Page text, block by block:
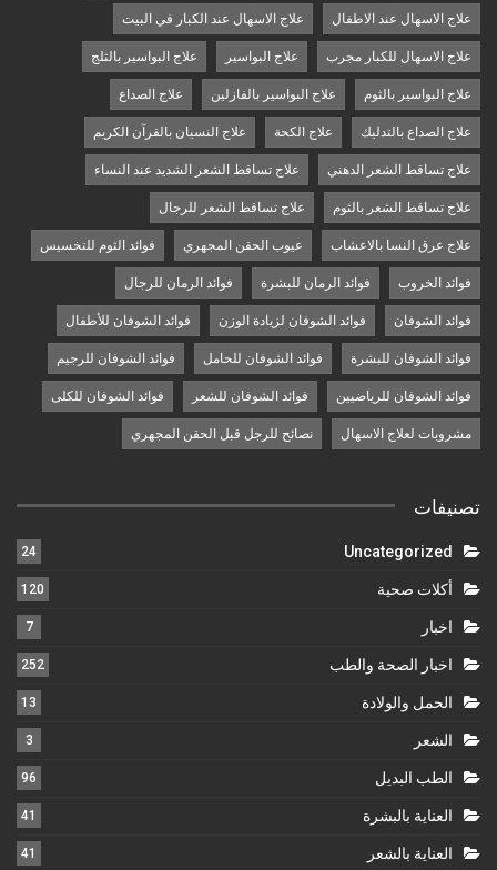
علاج الاسهال عند الاطفال علاج الاسهال عند الكبار في البيت
علاج الاسهال للكبار مجرب علاج البواسير علاج البواسير بالثلج
علاج البواسير بالثوم علاج البواسير بالفازلين علاج الصداع
علاج الصداع بالتدليك علاج الكحة علاج النسيان بالقرآن الكريم
علاج تساقط الشعر الدهني علاج تساقط الشعر الشديد عند النساء
علاج تساقط الشعر بالثوم علاج تساقط الشعر للرجال
علاج عرق النسا بالاعشاب عيوب الحقن المجهري فوائد الثوم للتخسيس
فوائد الخروب فوائد الرمان للبشرة فوائد الرمان للرجال
فوائد الشوفان فوائد الشوفان لزيادة الوزن فوائد الشوفان للأطفال
فوائد الشوفان للبشرة فوائد الشوفان للحامل فوائد الشوفان للرجيم
فوائد الشوفان للرياضيين فوائد الشوفان للشعر فوائد الشوفان للكلى
مشروبات لعلاج الاسهال نصائح للرجل قبل الحقن المجهري
تصنيفات
Uncategorized
24
أكلات صحية 120
اخبار 7
اخبار الصحة والطب 252
الحمل والولادة 13
الشعر 3
الطب البديل 96
العناية بالبشرة 41
العناية بالشعر 41